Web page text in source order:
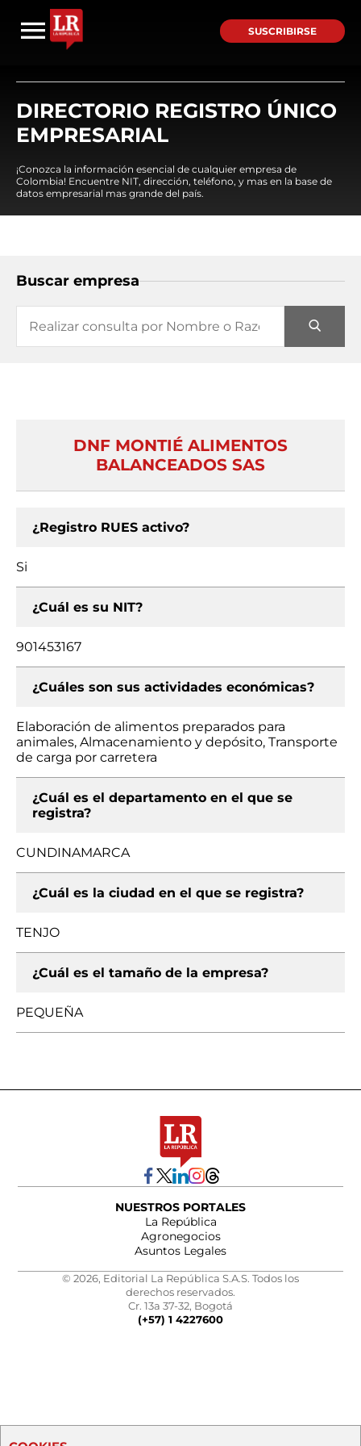
SUSCRIBIRSE
DIRECTORIO REGISTRO ÚNICO
EMPRESARIAL
¡Conozca la información esencial de cualquier empresa de
Colombia! Encuentre NIT, dirección, teléfono, y mas en la base de
datos empresarial mas grande del país.
Buscar empresa
DNF MONTIÉ ALIMENTOS
BALANCEADOS SAS
¿Registro RUES activo?
Si
¿Cuál es su NIT?
901453167
¿Cuáles son sus actividades económicas?
Elaboración de alimentos preparados para
animales, Almacenamiento y depósito, Transporte
de carga por carretera
¿Cuál es el departamento en el que se
registra?
CUNDINAMARCA
¿Cuál es la ciudad en el que se registra?
TENJO
¿Cuál es el tamaño de la empresa?
PEQUEÑA
NUESTROS PORTALES
La República
Agronegocios
Asuntos Legales
© 2026, Editorial La República S.A.S. Todos los
derechos reservados.
Cr. 13a 37-32, Bogotá
(+57) 1 4227600